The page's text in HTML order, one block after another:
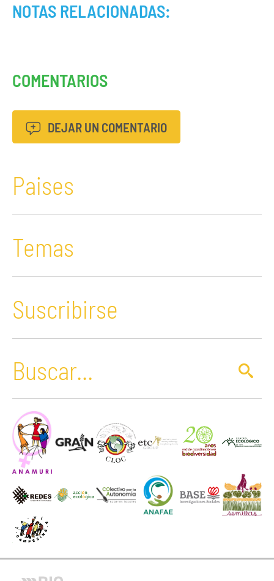
NOTAS RELACIONADAS:
COMENTARIOS
DEJAR UN COMENTARIO
Paises
Temas
Suscribirse